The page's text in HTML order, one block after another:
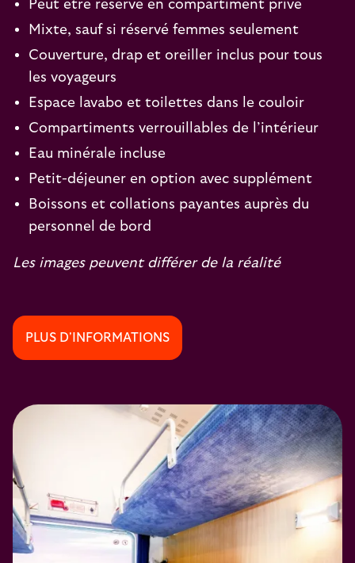
Peut être réservé en compartiment privé
Mixte, sauf si réservé femmes seulement
Couverture, drap et oreiller inclus pour tous
les voyageurs
Espace lavabo et toilettes dans le couloir
Compartiments verrouillables de l’intérieur
Eau minérale incluse
Petit-déjeuner en option avec supplément
Boissons et collations payantes auprès du
personnel de bord
Les images peuvent différer de la réalité
PLUS D'INFORMATIONS